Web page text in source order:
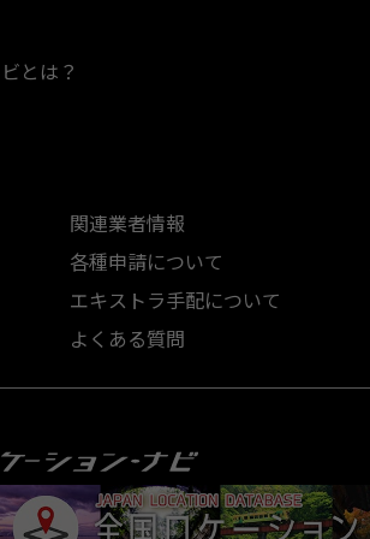
とは？
関連業者情報
各種申請について
エキストラ手配について
よくある質問